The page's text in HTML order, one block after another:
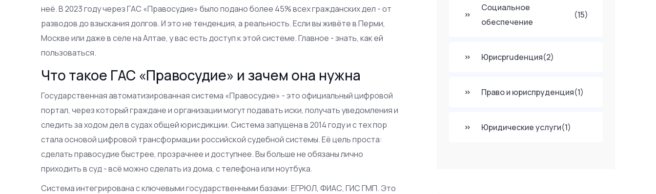
Социальное
обеспечение
(15)
Юрисprudенция(2)
Право и юриспруденция(1)
Юридические услуги(1)
неё. В 2023 году через ГАС «Правосудие» было подано более 45% всех гражданских дел - от
разводов до взыскания долгов. И это не тенденция, а реальность. Если вы живёте в Перми,
Москве или даже в селе на Алтае, у вас есть доступ к этой системе. Главное - знать, как ей
пользоваться.
Что такое ГАС «Правосудие» и зачем она нужна
Государственная автоматизированная система «Правосудие» - это официальный цифровой
портал, через который граждане и организации могут подавать иски, получать уведомления и
следить за ходом дел в судах общей юрисдикции. Система запущена в 2014 году и с тех пор
стала основой цифровой трансформации российской судебной системы. Её цель проста:
сделать правосудие быстрее, прозрачнее и доступнее. Вы больше не обязаны лично
приходить в суд - всё можно сделать из дома, с телефона или ноутбука.
Система интегрирована с ключевыми государственными базами: ЕГРЮЛ, ФИАС, ГИС ГМП. Это